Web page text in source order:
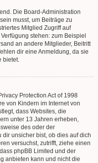
Die Board-Administration
musst, um Beiträge zu
Mitglied Zugriff auf
stehen: zum Beispiel
an andere Mitglieder, Beitritt
dir eine Anmeldung, da sie
bietet.
Protection Act of 1998
von Kindern im Internet von
dass Websites, die
unter 13 Jahren erheben,
des oder der
unsicher bist, ob dies auf dich
versuchst, zutrifft, ziehe einen
phpBB Limited und der
anbieten kann und nicht die